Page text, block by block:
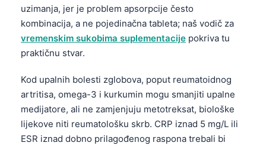
uzimanja, jer je problem apsorpcije često
kombinacija, a ne pojedinačna tableta; naš vodič za
vremenskim sukobima suplementacije pokriva tu
praktičnu stvar.
Kod upalnih bolesti zglobova, poput reumatoidnog
artritisa, omega-3 i kurkumin mogu smanjiti upalne
medijatore, ali ne zamjenjuju metotreksat, biološke
lijekove niti reumatološku skrb. CRP iznad 5 mg/L ili
ESR iznad dobno prilagođenog raspona trebali bi